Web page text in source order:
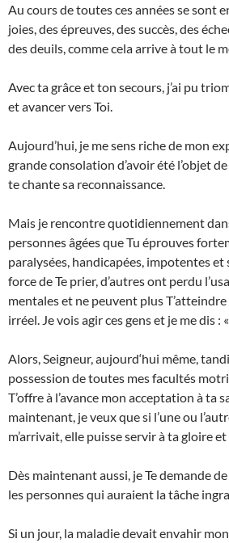
Au cours de toutes ces années se sont
joies, des épreuves, des succès, des
des deuils, comme cela arrive à tout le
Avec ta grâce et ton secours, j’ai pu
et avancer vers Toi.
Aujourd’hui, je me sens riche de mon
grande consolation d’avoir été l’objet
te chante sa reconnaissance.
Mais je rencontre quotidiennement
personnes âgées que Tu éprouves
paralysées, handicapées, impotentes et
force de Te prier, d’autres ont perdu
mentales et ne peuvent plus
irréel. Je vois agir ces gens et je me dis :
Alors, Seigneur, aujourd‘hui même,
possession de toutes mes facultés
T’offre à l’avance mon acceptation à ta
maintenant, je veux que si l’une ou
m’arrivait, elle puisse servir à ta gloire et
Dès maintenant aussi, je Te demande
les personnes qui auraient la tâche
Si un jour, la maladie devait envahir